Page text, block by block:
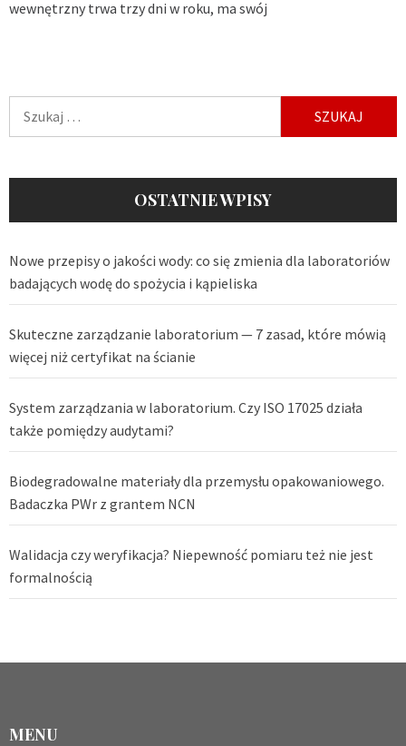
wewnętrzny trwa trzy dni w roku, ma swój
OSTATNIE WPISY
Nowe przepisy o jakości wody: co się zmienia dla laboratoriów
badających wodę do spożycia i kąpieliska
Skuteczne zarządzanie laboratorium — 7 zasad, które mówią
więcej niż certyfikat na ścianie
System zarządzania w laboratorium. Czy ISO 17025 działa
także pomiędzy audytami?
Biodegradowalne materiały dla przemysłu opakowaniowego.
Badaczka PWr z grantem NCN
Walidacja czy weryfikacja? Niepewność pomiaru też nie jest
formalnością
MENU